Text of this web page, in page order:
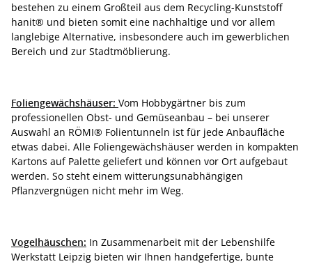
bestehen zu einem Großteil aus dem Recycling-Kunststoff
hanit® und bieten somit eine nachhaltige und vor allem
langlebige Alternative, insbesondere auch im gewerblichen
Bereich und zur Stadtmöblierung.
Foliengewächshäuser: Vom Hobbygärtner bis zum
professionellen Obst- und Gemüseanbau – bei unserer
Auswahl an RÖMI® Folientunneln ist für jede Anbaufläche
etwas dabei. Alle Foliengewächshäuser werden in kompakten
Kartons auf Palette geliefert und können vor Ort aufgebaut
werden. So steht einem witterungsunabhängigen
Pflanzvergnügen nicht mehr im Weg.
Vogelhäuschen: In Zusammenarbeit mit der Lebenshilfe
Werkstatt Leipzig bieten wir Ihnen handgefertige, bunte